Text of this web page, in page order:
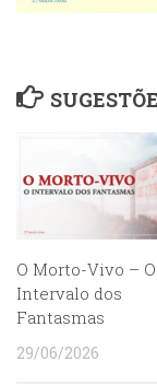
O Morto-Vivo – O
Intervalo dos
Fantasmas
29/06/2026